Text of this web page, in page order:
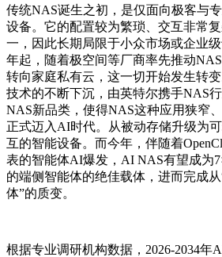
传统NAS诞生之初，是仅面向极客与
设备。它的配置较为繁琐、交互非常
一，因此长期局限于小众市场或企业
年起，随着极空间等厂商率先推动
转向家庭私有云，这一切开始发生转
技术的不断下沉，由英特尔携手NAS
NAS新品类，使得NAS这种应用狭窄
正式迈入AI时代。从被动存储升级为
互的智能设备。而今年，伴随着
表的智能体AI爆发，AI NAS有望成为
的端侧智能体的绝佳载体，进而完成
体”的质变。
根据专业调研机构数据，2026-2034年